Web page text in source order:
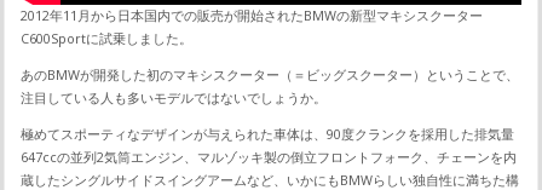
2012年11月から日本国内での販売が開始されたBMWの新型マキシスクーター
C600Sportに試乗しました。
あのBMWが開発した初のマキシスクーター（＝ビッグスクーター）ということで、
注目している人も多いモデルではないでしょうか。
極めてスポーティなデザインが与えられた車体は、90度クランクを採用した排気量
647ccの並列2気筒エンジン、マルゾッキ製の倒立フロントフォーク、チェーンを内
蔵したシングルサイドスイングアームなど、いかにもBMWらしい独自性に満ちた構